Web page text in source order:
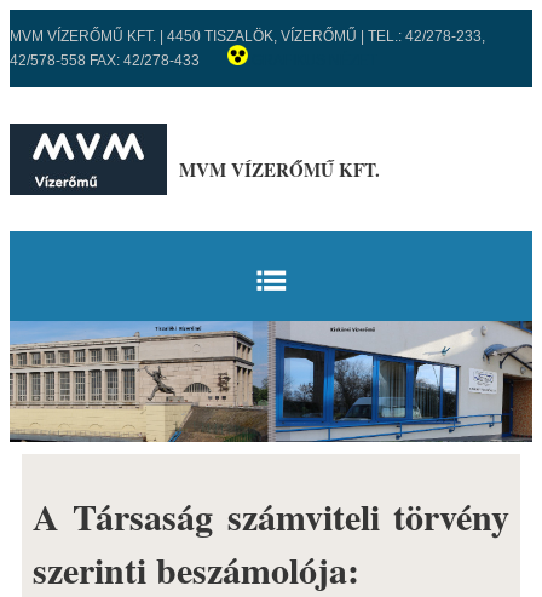
MVM VÍZERŐMŰ KFT. | 4450 TISZALÖK, VÍZERŐMŰ | TEL.: 42/278-233,
42/578-558 FAX: 42/278-433
MVM VÍZERŐMŰ KFT.
KEZDŐLAP
VÍZERŐMŰVEK
TISZALÖKI VÍZERŐMŰ
FŐBB ADATOK
ENERGIA TERMELÉS
A Társaság számviteli törvény
szerinti beszámolója: